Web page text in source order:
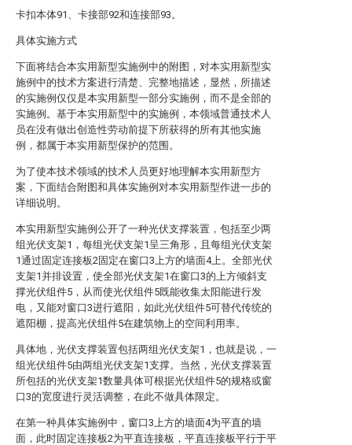
卡扣本体91、卡接部92和连接部93。
具体实施方式
下面将结合本实用新型实施例中的附图，对本实用新型实
施例中的技术方案进行清楚、完整地描述，显然，所描述
的实施例仅仅是本实用新型一部分实施例，而不是全部的
实施例。基于本实用新型中的实施例，本领域普通技术人
员在没有做出创造性劳动前提下所获得的所有其他实施
例，都属于本实用新型保护的范围。
为了使本技术领域的技术人员更好地理解本实用新型方
案，下面结合附图和具体实施例对本实用新型作进一步的
详细说明。
本实用新型实施例公开了一种光伏支撑装置，包括至少两
组光伏支架1，每组光伏支架1呈三角形，且每组光伏支架
1通过固定连接板2固定在窗口3上方的墙面4上。全部光伏
支架1并排设置，使全部光伏支架1在窗口3的上方倾斜支
撑光伏组件5，从而使光伏组件5既能收集太阳能进行发
电，又能对窗口3进行遮阳，如此光伏组件5可替代传统的
遮阳棚，提高光伏组件5在建筑物上的空间利用率。
具体地，光伏支撑装置包括两组光伏支架1，也就是说，一
组光伏组件5由两组光伏支架1支撑。当然，光伏支撑装置
所包括的光伏支架1数量具体可根据光伏组件5的规格或窗
口3的宽度进行灵活调整，在此不做具体限定。
在第一种具体实施例中，窗口3上方的墙面4为平直的墙
面，此时固定连接板2为平直连接板，平直连接板平行于平